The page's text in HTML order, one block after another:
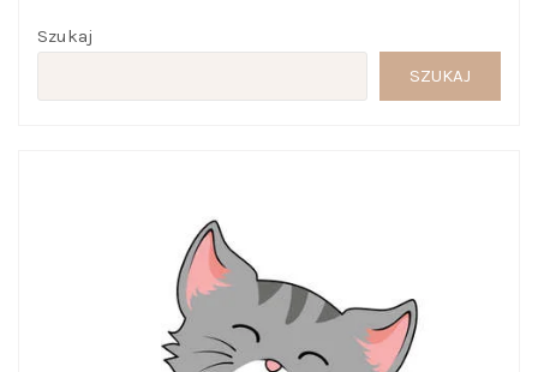
Szukaj
SZUKAJ